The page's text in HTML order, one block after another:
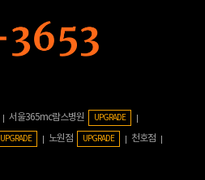
서울365mc람스병원 UPGRADE
UPGRADE 노원점 UPGRADE
천호점